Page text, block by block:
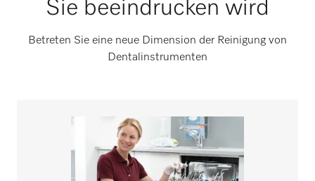
Sie beeindrucken wird
Betreten Sie eine neue Dimension der Reinigung von
Dentalinstrumenten